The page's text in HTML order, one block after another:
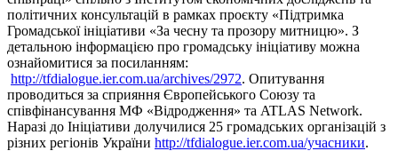
політичних консультацій в рамках проєкту «Підтримка
Громадської ініціативи «За чесну та прозору митницю». З
детальною інформацією про громадську ініціативу можна
ознайомитися за посиланням:
http://tfdialogue.ier.com.ua/archives/2972. Опитування
проводиться за сприяння Європейського Союзу та
співфінансування МФ «Відродження» та ATLAS Network.
Наразі до Ініціативи долучилися 25 громадських організацій з
різних регіонів України http://tfdialogue.ier.com.ua/учасники.